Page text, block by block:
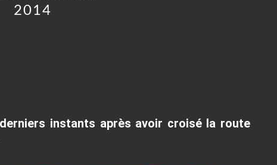
2014
instants après avoir croisé la route